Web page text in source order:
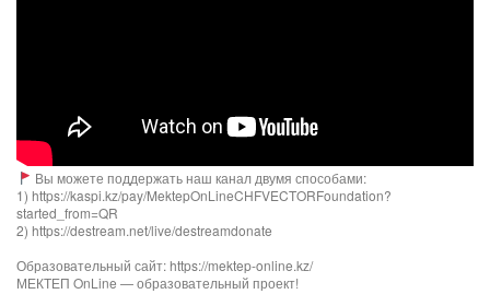
Вы можете поддержать наш канал двумя способами:
1) https://kaspi.kz/pay/MektepOnLineCHFVECTORFoundation?
started_from=QR
2) https://destream.net/live/destreamdonate
Образовательный сайт: https://mektep-online.kz/
МЕКТЕП OnLine — образовательный проект!